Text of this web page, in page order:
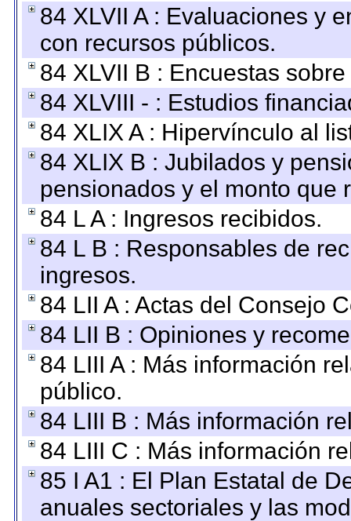
84 XLVII A : Evaluaciones y
con recursos públicos.
84 XLVII B : Encuestas
84 XLVIII - : Estudios
84 XLIX A : Hipervínculo al
84 XLIX B : Jubilados y
pensionados y el monto que
84 L A : Ingresos recibidos.
84 L B : Responsables de
ingresos.
84 LII A : Actas del Consejo
84 LII B : Opiniones y
84 LIII A : Más información
público.
84 LIII B : Más información
84 LIII C : Más información
85 I A1 : El Plan Estatal de
anuales sectoriales y las